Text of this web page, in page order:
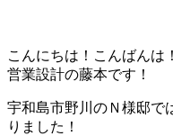
こんにちは！こんばんは
営業設計の藤本です！
宇和島市野川のＮ様邸で
りました！